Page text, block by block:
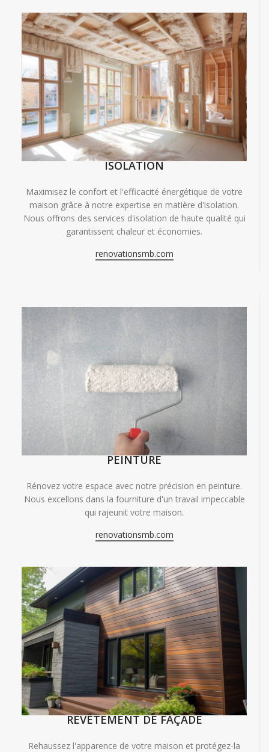
ISOLATION
Maximisez le confort et l'efficacité énergétique de votre
maison grâce à notre expertise en matière d'isolation.
Nous offrons des services d'isolation de haute qualité qui
garantissent chaleur et économies.
renovationsmb.com
PEINTURE
Rénovez votre espace avec notre précision en peinture.
Nous excellons dans la fourniture d'un travail impeccable
qui rajeunit votre maison.
renovationsmb.com
REVÊTEMENT DE FAÇADE
Rehaussez l'apparence de votre maison et protégez-la